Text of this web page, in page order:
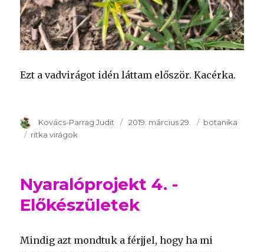
Ezt a vadvirágot idén láttam először. Kacérka.
Szerző
Kovács-Parrag Judit Publikálva
2019. március 29. Témakör
botanika
Kulcsszavak
ritka virágok
Nyaralóprojekt 4. -
Előkészületek
Mindig azt mondtuk a férjjel, hogy ha mi